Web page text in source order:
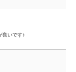
良いです♪